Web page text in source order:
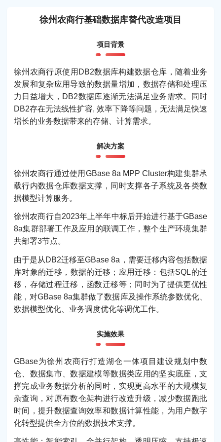
徐州农商行基础数据库替代改造项目
项目背景
徐州农商行原使用DB2数据库构建数据仓库，随着业务
发展和复杂应用导致的数据量增加，数据存储和处理压
力日益增大，DB2数据库逐渐无法满足业务需求。同时
DB2存在无法线性扩容, 效率下降等问题，无法满足快速
增长的业务数据带来的存储、计算需求。
解决方案
徐州农商行通过使用GBase 8a MPP Cluster构建集群承
载行内数据仓库数据支撑，同时支撑各子系统及各类数
据模型计算服务。
徐州农商行自2023年上半年中标后开始进行基于GBase
8a集群部署工作及应用的联调工作，整个生产环境集群
共部署3节点。
由于是从DB2迁移至GBase 8a，需要迁移内容包括数据
库对象的迁移，数据的迁移；应用迁移：包括SQL的迁
移，存储过程迁移，函数迁移等；同时为了提供更优性
能，对GBase 8a集群做了数据库及操作系统参数优化、
数据模型优化、业务调度优化等调优工作。
实施效果
GBase为徐州农商行打造湖仓一体项目建设规划中数
仓、数据集市、数据建模等数据类应用的坚实底座，支
撑完成业务数据分析的同时，实现更高水平的大规模复
杂查询，对原有数仓架构进行改造升级，减少数据跑批
时间，提升数据查询效率和数据计算性能，为用户数字
化转型提供全方位的数据技术支撑。